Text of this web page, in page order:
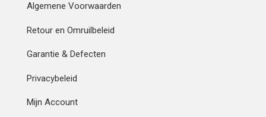
Algemene Voorwaarden
Retour en Omruilbeleid
Garantie & Defecten
Privacybeleid
Mijn Account